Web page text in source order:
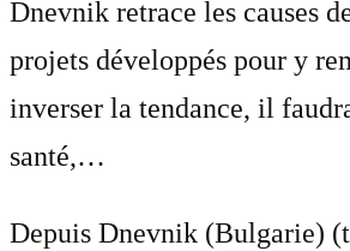
Dnevnik retrace les causes
projets développés pour y
inverser la tendance, il
santé,…
Depuis Dnevnik (Bulgarie)